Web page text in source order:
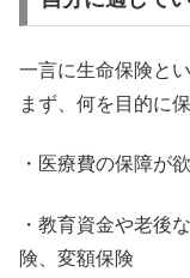
一言に生命保険と
まず、何を目的に
・医療費の保障
・教育資金や老後
険、変額保険